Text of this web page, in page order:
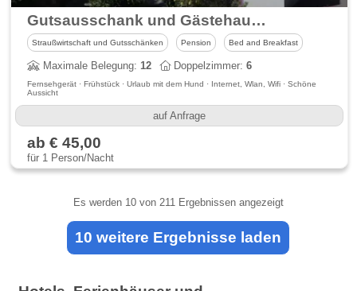
Gutsausschank und Gästehaus Rheinblick
Straußwirtschaft und Gutsschänken Pension Bed and Breakfast
Maximale Belegung:12 Doppelzimmer:6
Fernsehgerät · Frühstück · Urlaub mit dem Hund · Internet, Wlan, Wifi · Schöne
Aussicht
auf Anfrage
ab € 45,00
für 1 Person/Nacht
Es werden 10von 211 Ergebnissen angezeigt
10 weitere Ergebnisse laden